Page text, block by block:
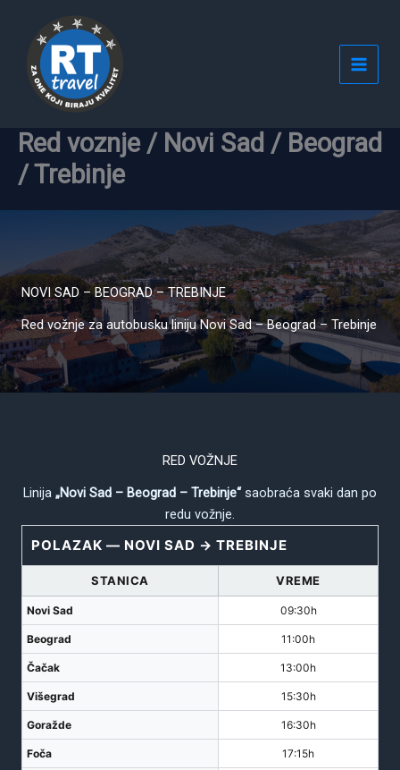
садржај
Red voznje / Novi Sad / Beograd
/ Trebinje
NOVI SAD – BEOGRAD – TREBINJE
Red vožnje za autobusku liniju Novi Sad – Beograd – Trebinje
RED VOŽNJE
Linija „Novi Sad – Beograd – Trebinje“saobraća svaki dan po
redu vožnje.
POLAZAK — NOVI SAD → TREBINJE
STANICA VREME
Novi Sad 09:30h
Beograd 11:00h
Čačak 13:00h
Višegrad 15:30h
Goražde 16:30h
Foča 17:15h